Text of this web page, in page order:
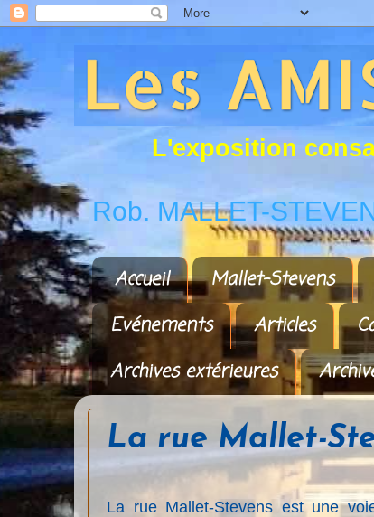
L'exposition cons
Rob. MALLET-
Accueil Mallet-Stevens
Evénements
Articles
Archives extérieures
La rue Mallet-
La rue Mallet-Stevens est une